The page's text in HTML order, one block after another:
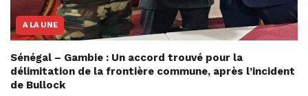
A LA UNE
Sénégal – Gambie : Un accord trouvé pour la
délimitation de la frontière commune, après l’incident
de Bullock